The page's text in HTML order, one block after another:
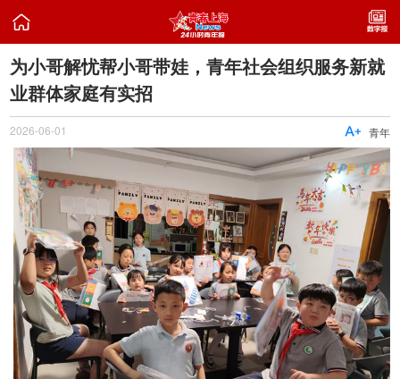

为小哥解忧帮小哥带娃，青年社会组织服务新就
业群体家庭有实招
2026-06-01 青年
